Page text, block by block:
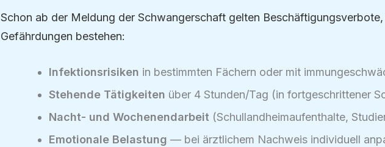
Schon ab der Meldung der Schwangerschaft gelten
Gefährdungen bestehen:
Infektionsrisiken in bestimmten Fächern oder mit
Stehende Tätigkeiten über 4 Stunden/Tag (in fortgeschrittener
Nacht- und Wochenendarbeit (Schullandheimaufenthalte,
Emotionale Belastung — bei ärztlichem Nachweis individuell